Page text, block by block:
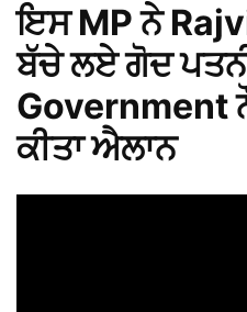
ਇਸ MP ਨੇ
ਬੱਚੇ ਲਏ ਗੋਦ
Government
ਕੀਤਾ ਐਲਾਨ